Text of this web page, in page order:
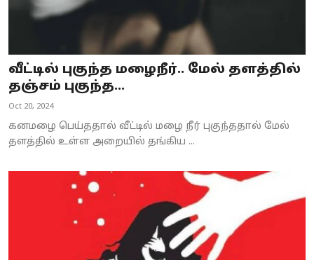
வீட்டில் புகுந்த மழைநீர்.. மேல் தளத்தில்
தஞ்சம் புகுந்த...
Oct 20, 2024
கனமழை பெய்ததால் வீட்டில் மழை நீர் புகுந்ததால் மேல்
தளத்தில் உள்ள அறையில் தங்கிய ...